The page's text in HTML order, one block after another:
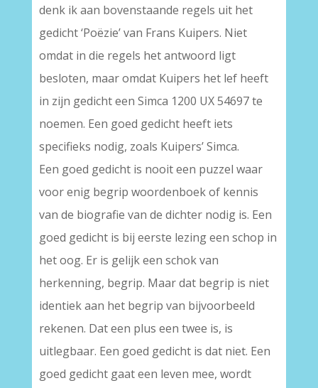
denk ik aan bovenstaande regels uit het
gedicht ‘Poëzie’ van Frans Kuipers. Niet
omdat in die regels het antwoord ligt
besloten, maar omdat Kuipers het lef heeft
in zijn gedicht een Simca 1200 UX 54697 te
noemen. Een goed gedicht heeft iets
specifieks nodig, zoals Kuipers’ Simca.
Een goed gedicht is nooit een puzzel waar
voor enig begrip woordenboek of kennis
van de biografie van de dichter nodig is. Een
goed gedicht is bij eerste lezing een schop in
het oog. Er is gelijk een schok van
herkenning, begrip. Maar dat begrip is niet
identiek aan het begrip van bijvoorbeeld
rekenen. Dat een plus een twee is, is
uitlegbaar. Een goed gedicht is dat niet. Een
goed gedicht gaat een leven mee, wordt